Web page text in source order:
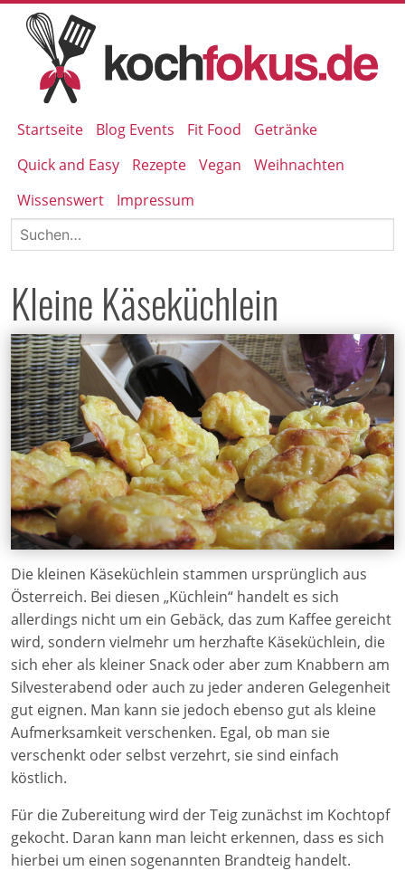
Startseite Blog Events Fit Food
Getränke
Quick and Easy
Rezepte Vegan
Weihnachten
Wissenswert
Impressum
Kleine Käseküchlein
Die kleinen Käseküchlein stammen ursprünglich aus
Österreich. Bei diesen „Küchlein“ handelt es sich
allerdings nicht um ein Gebäck, das zum Kaffee gereicht
wird, sondern vielmehr um herzhafte Käseküchlein, die
sich eher als kleiner Snack oder aber zum Knabbern am
Silvesterabend oder auch zu jeder anderen Gelegenheit
gut eignen. Man kann sie jedoch ebenso gut als kleine
Aufmerksamkeit verschenken. Egal, ob man sie
verschenkt oder selbst verzehrt, sie sind einfach
köstlich.
Für die Zubereitung wird der Teig zunächst im Kochtopf
gekocht. Daran kann man leicht erkennen, dass es sich
hierbei um einen sogenannten Brandteig handelt.